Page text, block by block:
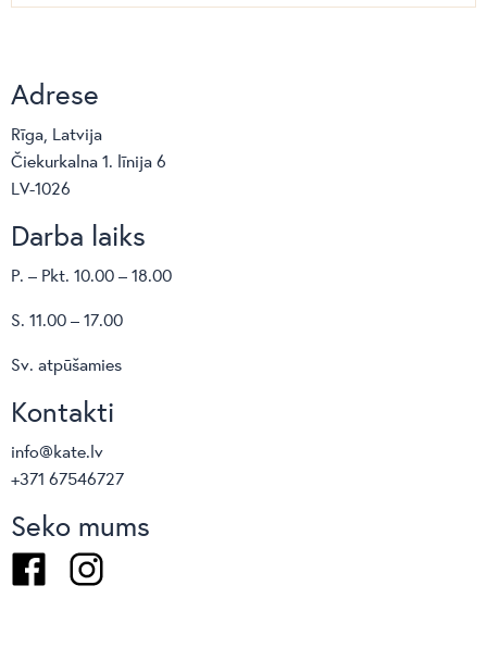
Adrese
Rīga, Latvija
Čiekurkalna 1. līnija 6
LV-1026
Darba laiks
P. – Pkt. 10.00 – 18.00
S. 11.00 – 17.00
Sv. atpūšamies
Kontakti
info@kate.lv
+371 67546727
Seko mums
FacebookInstagram